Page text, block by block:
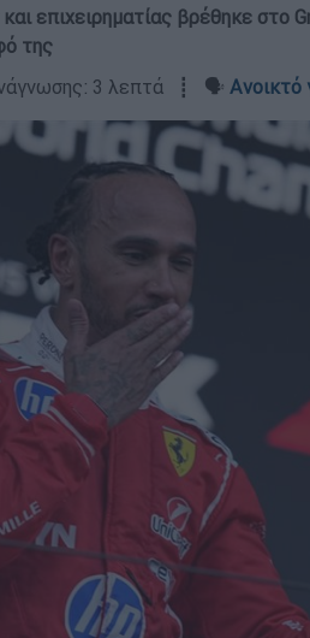
επιχειρηματίας βρέθηκε στο
της
3 λεπτά ┋ 🗣️ Ανοικτό